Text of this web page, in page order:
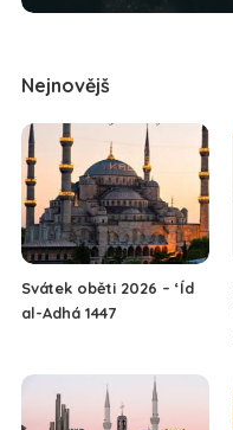
Nejnovějš
Svátek oběti 2026 – ‘Íd
al-Adhá 1447